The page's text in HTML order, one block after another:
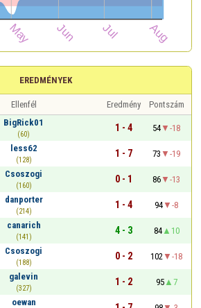
EREDMÉNYEK
Ellenfél Eredmény
Pontszám
BigRick01
(60)
1 - 4 54
-18
less62
(128)
1 - 7 73
-19
Csoszogi
(160)
0 - 1 86
-13
danporter
(214)
1 - 4 94
-8
canarich
(141)
4 - 3 84
10
Csoszogi
(188)
0 - 2 102
-18
galevin
(327)
1 - 2 95
7
oewan